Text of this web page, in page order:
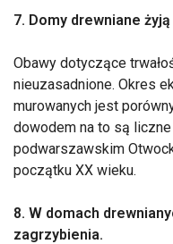
7. Domy drewniane
Obawy dotyczące
nieuzasadnione. Okres
murowanych jest
dowodem na to są
podwarszawskim
początku XX wieku.
8. W domach
zagrzybienia.